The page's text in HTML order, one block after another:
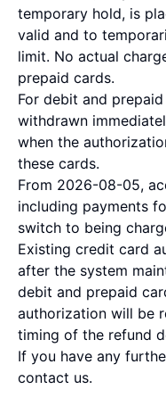
temporary hold, is
valid and to
limit. No actual
prepaid cards.
For debit and
withdrawn
when the
these cards.
From 2026-08-05,
including payments
switch to being
Existing credit card
after the system
debit and prepaid
authorization will be
timing of the refund
If you have any
contact us.